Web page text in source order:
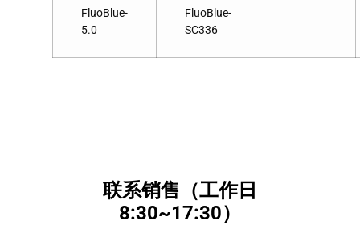
FluoBlue-
5.0
FluoBlue-
SC336
联系销售（工作日
8:30~17:30）